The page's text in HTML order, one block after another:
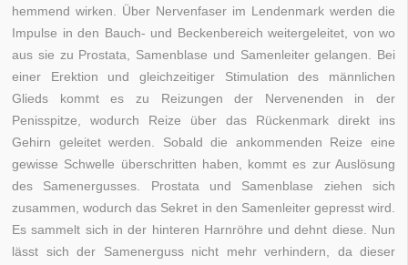
hemmend wirken. Über Nervenfaser im Lendenmark werden die
Impulse in den Bauch- und Beckenbereich weitergeleitet, von wo
aus sie zu Prostata, Samenblase und Samenleiter gelangen. Bei
einer Erektion und gleichzeitiger Stimulation des männlichen
Glieds kommt es zu Reizungen der Nervenenden in der
Penisspitze, wodurch Reize über das Rückenmark direkt ins
Gehirn geleitet werden. Sobald die ankommenden Reize eine
gewisse Schwelle überschritten haben, kommt es zur Auslösung
des Samenergusses. Prostata und Samenblase ziehen sich
zusammen, wodurch das Sekret in den Samenleiter gepresst wird.
Es sammelt sich in der hinteren Harnröhre und dehnt diese. Nun
lässt sich der Samenerguss nicht mehr verhindern, da dieser